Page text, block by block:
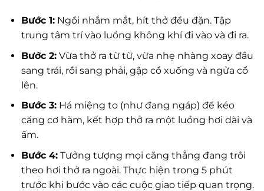
Bước 1:Ngồi nhắm mắt, hít thở đều đặn. Tập
trung tâm trí vào luồng không khí đi vào và đi ra.
Bước 2:Vừa thở ra từ từ, vừa nhẹ nhàng xoay đầu
sang trái, rồi sang phải, gập cổ xuống và ngửa cổ
lên.
Bước 3:Há miệng to (như đang ngáp) để kéo
căng cơ hàm, kết hợp thở ra một luồng hơi dài và
ấm.
Bước 4:Tưởng tượng mọi căng thẳng đang trôi
theo hơi thở ra ngoài. Thực hiện trong 5 phút
trước khi bước vào các cuộc giao tiếp quan trọng.